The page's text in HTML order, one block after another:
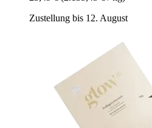
Zustellung bis 12. August